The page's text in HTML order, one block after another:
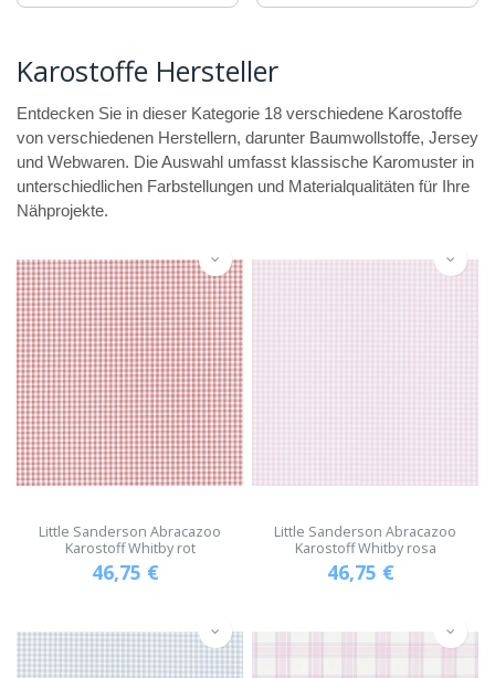
Karostoffe Hersteller
Entdecken Sie in dieser Kategorie 18 verschiedene Karostoffe
von verschiedenen Herstellern, darunter Baumwollstoffe, Jersey
und Webwaren. Die Auswahl umfasst klassische Karomuster in
unterschiedlichen Farbstellungen und Materialqualitäten für Ihre
Nähprojekte.
Little Sanderson Abracazoo
Karostoff Whitby rot
46,75 €
Little Sanderson Abracazoo
Karostoff Whitby rosa
46,75 €